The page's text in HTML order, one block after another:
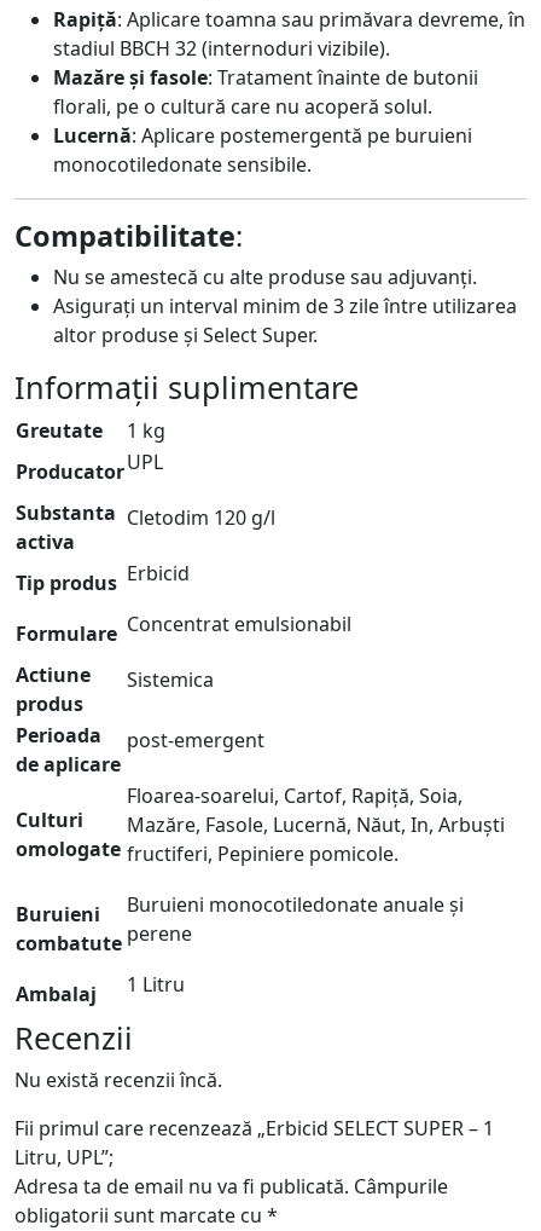
Rapiță: Aplicare toamna sau primăvara devreme, în
stadiul BBCH 32 (internoduri vizibile).
Mazăre și fasole: Tratament înainte de butonii
florali, pe o cultură care nu acoperă solul.
Lucernă: Aplicare postemergentă pe buruieni
monocotiledonate sensibile.
Compatibilitate:
Nu se amestecă cu alte produse sau adjuvanți.
Asigurați un interval minim de 3 zile între utilizarea
altor produse și Select Super.
Informații suplimentare
Greutate
1 kg
ProducatorUPL
Substanta
activa
Cletodim 120 g/l
Tip produs Erbicid
Formulare Concentrat emulsionabil
Actiune
produs
Sistemica
Perioada
de aplicare
post-emergent
Culturi
omologate
Floarea-soarelui, Cartof, Rapiță, Soia,
Mazăre, Fasole, Lucernă, Năut, In, Arbuști
fructiferi, Pepiniere pomicole.
Buruieni
combatute
Buruieni monocotiledonate anuale și
perene
Ambalaj 1 Litru
Recenzii
Nu există recenzii încă.
Fii primul care recenzează „Erbicid SELECT SUPER – 1
Litru, UPL”;
Adresa ta de email nu va fi publicată. Câmpurile
obligatorii sunt marcate cu *